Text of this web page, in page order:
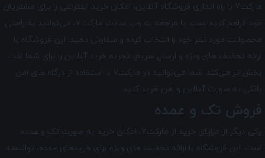
مارکت7 با راه ‌اندازی فروشگاه آنلاین، امکان خرید اینترنتی را برای مشتریان
خود فراهم کرده است. با مراجعه به وب سایت مارکت7، می‌توانید به راحتی
محصولات مورد نظر خود را انتخاب کرده و سفارش دهید. این فروشگاه با
ارائه تخفیف های ویژه و ارسال سریع، تجربه خرید آنلاین را برای شما لذت
بخش تر می‌کند. شما می‌توانید در مارکت7 با استفاده از درگاه‌ های امن
بانکی به صورت آنلاین و امن خرید کنید.
فروش تک و عمده
یکی دیگر از مزایای خرید از مارکت7، امکان خرید به صورت تک و عمده
است. این فروشگاه با ارائه تخفیف های ویژه برای خریدهای عمده، توانسته